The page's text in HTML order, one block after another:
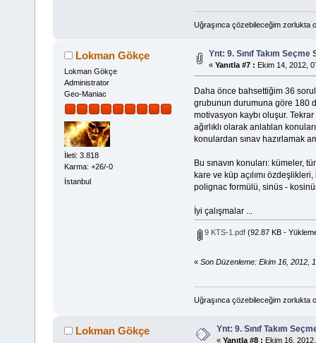
Uğraşınca çözebileceğim zorlukta
Lokman Gökçe
Lokman Gökçe
Administrator
Geo-Maniac
İleti: 3.818
Karma: +26/-0
İstanbul
Ynt: 9. Sınıf Takım Seçme
« Yanıtla #7 : Ekim 14, 2012,
Daha önce bahsettiğim 36
grubunun durumuna göre 180
motivasyon kaybı oluşur.
ağırlıklı olarak anlatılan
konulardan sınav hazırlamak
Bu sınavın konuları: kümeler,
kare ve küp açılımı
polignac formülü, sinüs -
İyi çalışmalar ...
9 KTS-1.pdf(92.87 KB -
« Son Düzenleme: Ekim 16, 2012,
Uğraşınca çözebileceğim zorlukta
Lokman Gökçe Ynt: 9. Sınıf Takım
« Yanıtla #8 : Ekim 16,